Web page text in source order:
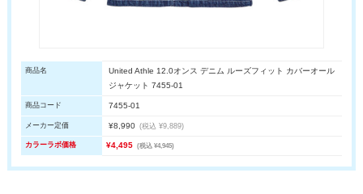
商品名
United Athle 12.0オンス デニム ルーズフィット カバーオール
ジャケット 7455-01
商品コード 7455-01
メーカー定価 ¥8,990 (税込 ¥9,889)
カラーラボ価格 ¥4,495 (税込 ¥4,945)